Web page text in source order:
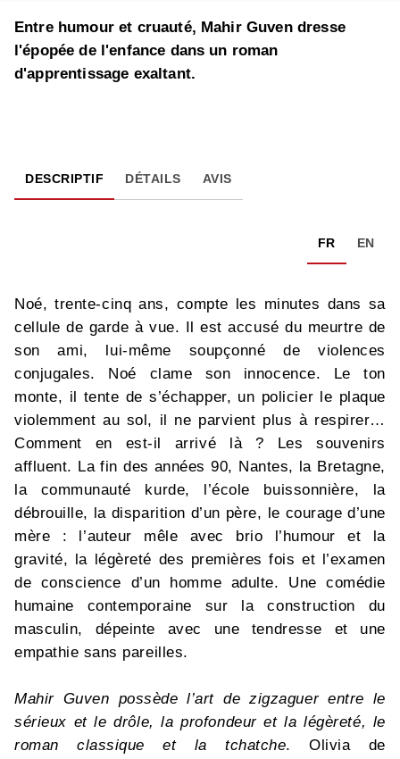
Entre humour et cruauté, Mahir Guven dresse
l'épopée de l'enfance dans un roman
d'apprentissage exaltant.
DESCRIPTIF DÉTAILS AVIS
FR EN
Noé, trente-cinq ans, compte les minutes dans sa
cellule de garde à vue. Il est accusé du meurtre de
son ami, lui-même soupçonné de violences
conjugales. Noé clame son innocence. Le ton
monte, il tente de s’échapper, un policier le plaque
violemment au sol, il ne parvient plus à respirer…
Comment en est-il arrivé là ? Les souvenirs
affluent. La fin des années 90, Nantes, la Bretagne,
la communauté kurde, l’école buissonnière, la
débrouille, la disparition d’un père, le courage d’une
mère : l’auteur mêle avec brio l’humour et la
gravité, la légèreté des premières fois et l’examen
de conscience d’un homme adulte. Une comédie
humaine contemporaine sur la construction du
masculin, dépeinte avec une tendresse et une
empathie sans pareilles.
Mahir Guven possède l’art de zigzaguer entre le
sérieux et le drôle, la profondeur et la légèreté, le
roman classique et la tchatche. Olivia de